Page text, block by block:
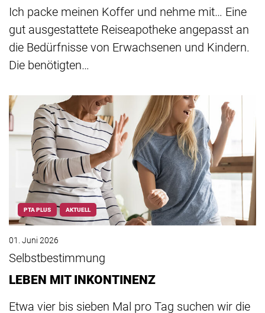
Ich packe meinen Koffer und nehme mit… Eine
gut ausgestattete Reiseapotheke angepasst an
die Bedürfnisse von Erwachsenen und Kindern.
Die benötigten…
PTA PLUS AKTUELL
01. Juni 2026
Selbstbestimmung
LEBEN MIT INKONTINENZ
Etwa vier bis sieben Mal pro Tag suchen wir die